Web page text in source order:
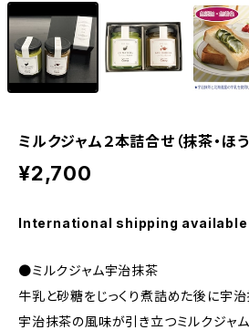
ミルクジャム２本詰合せ（抹茶・ほう
¥2,700
International shipping available
●ミルクジャム宇治抹茶
牛乳と砂糖をじっくり煮詰めた後に宇治
宇治抹茶の風味が引き立つミルクジャ